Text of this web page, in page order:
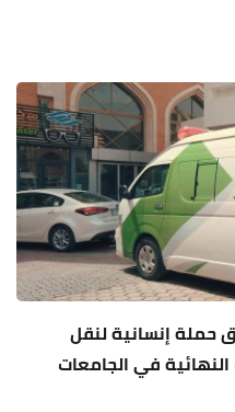
حملة إنسانية لنقل
النهائية في الجامعات